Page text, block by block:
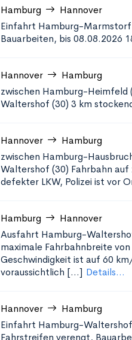
Hamburg Hannover
Einfahrt Hamburg-Marmstorf
Bauarbeiten, bis 08.08.2026
Hannover Hamburg
zwischen Hamburg-Heimfeld
Waltershof (30) 3 km
Hannover Hamburg
zwischen Hamburg-
Waltershof (30) Fahrbahn
defekter LKW, Polizei ist vor
Hamburg Hannover
Ausfahrt Hamburg-
maximale Fahrbahnbreite
Geschwindigkeit ist auf 60
voraussichtlich [...] Details...
Hannover Hamburg
Einfahrt Hamburg-
Fahrstreifen verengt,